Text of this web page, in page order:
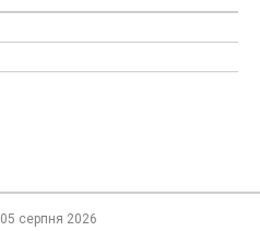
05 серпня 2026